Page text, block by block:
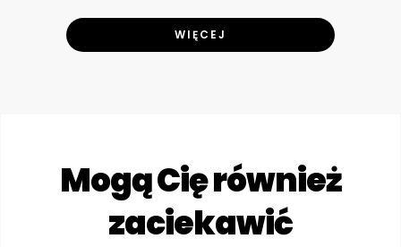
WIĘCEJ
Mogą Cię również
zaciekawić